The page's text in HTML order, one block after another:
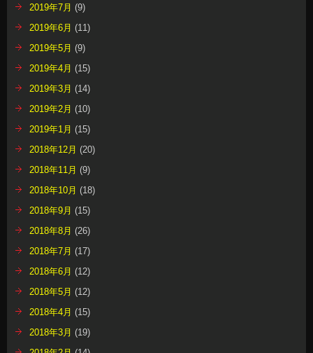
2019年7月 (9)
2019年6月 (11)
2019年5月 (9)
2019年4月 (15)
2019年3月 (14)
2019年2月 (10)
2019年1月 (15)
2018年12月 (20)
2018年11月 (9)
2018年10月 (18)
2018年9月 (15)
2018年8月 (26)
2018年7月 (17)
2018年6月 (12)
2018年5月 (12)
2018年4月 (15)
2018年3月 (19)